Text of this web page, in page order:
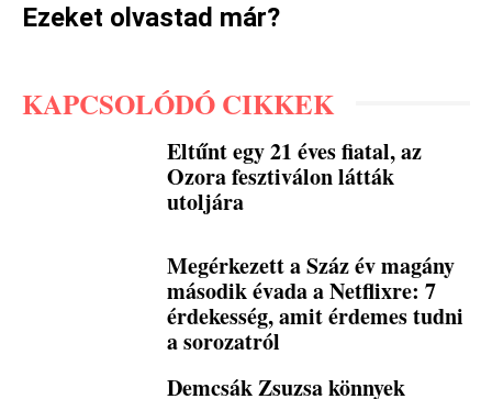
Ezeket olvastad már?
KAPCSOLÓDÓ CIKKEK
Eltűnt egy 21 éves fiatal, az
Ozora fesztiválon látták
utoljára
Megérkezett a Száz év magány
második évada a Netflixre: 7
érdekesség, amit érdemes tudni
a sorozatról
Demcsák Zsuzsa könnyek